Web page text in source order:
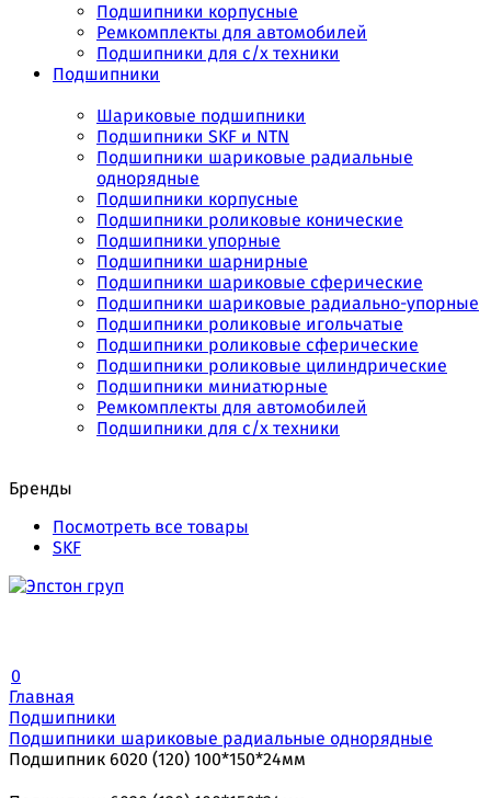
Подшипники корпусные
Ремкомплекты для автомобилей
Подшипники для с/х техники
Подшипники
Шариковые подшипники
Подшипники SKF и NTN
Подшипники шариковые радиальные
однорядные
Подшипники корпусные
Подшипники роликовые конические
Подшипники упорные
Подшипники шарнирные
Подшипники шариковые сферические
Подшипники шариковые радиально-упорные
Подшипники роликовые игольчатые
Подшипники роликовые сферические
Подшипники роликовые цилиндрические
Подшипники миниатюрные
Ремкомплекты для автомобилей
Подшипники для с/х техники
Бренды
Посмотреть все товары
SKF
0
Главная
Подшипники
Подшипники шариковые радиальные однорядные
Подшипник 6020 (120) 100*150*24мм